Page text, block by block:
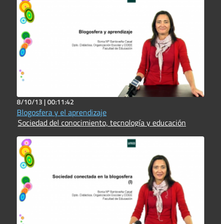
8/10/13 |00:11:42
Blogosfera y el aprendizaje
Sociedad del conocimiento, tecnología y educación